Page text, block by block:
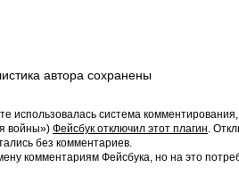
автора сохранены
использовалась система
войны») Фейсбук отключил этот плагин.
без комментариев.
комментариям Фейсбука, но на это